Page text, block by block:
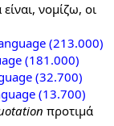
νομίζω, οι
(213.000)
(181.000)
(32.700)
(13.700)
προτιμά